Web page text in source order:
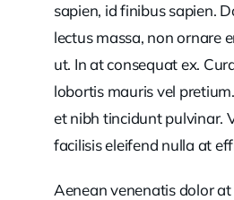
sapien, id finibus sapien.
lectus massa, non ornare
ut. In at consequat ex.
lobortis mauris vel
et nibh tincidunt pulvinar.
facilisis eleifend nulla at
Aenean venenatis dolor